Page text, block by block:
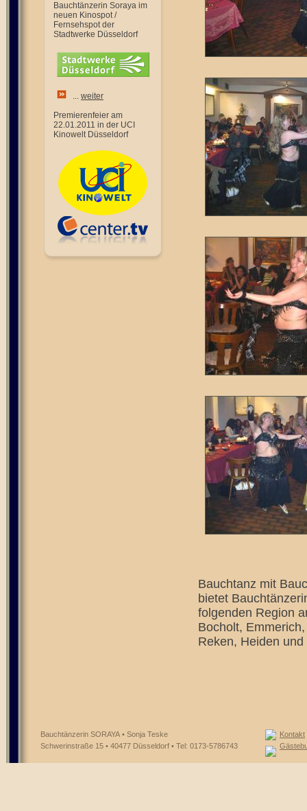
Bauchtänzerin Soraya im
neuen Kinospot /
Fernsehspot der
Stadtwerke Düsseldorf
... weiter
Premierenfeier am
22.01.2011 in der UCI
Kinowelt Düsseldorf
Bauchtanz mit
bietet
folgenden Region
Bocholt,
Reken, Heiden
Bauchtänzerin SORAYA • Sonja Teske
Schwerinstraße 15 • 40477 Düsseldorf • Tel: 0173-5786743
Kontakt